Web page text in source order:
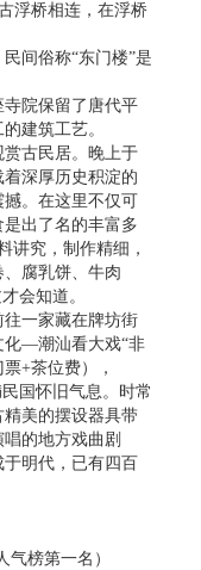
浮桥相连，在浮桥
间俗称“东门楼”是
院保留了唐代平
建筑工艺。
古民居。晚上于
深厚历史积淀的
。在这里不仅可
出了名的丰富多
讲究，制作精细，
腐乳饼、牛肉
会知道。
一家藏在牌坊街
化—潮汕看大戏“非
+茶位费），
国怀旧气息。时常
美的摆设器具带
的地方戏曲剧
明代，已有四百
榜第一名）